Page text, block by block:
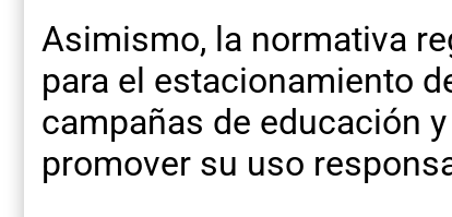
Asimismo, la normativa
para el estacionamiento
campañas de educación
promover su uso